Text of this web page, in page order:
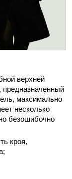
верхней
максимально
несколько
безошибочно
кроя,